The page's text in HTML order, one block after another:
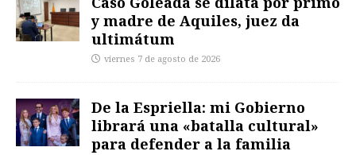
y madre de Aquiles, juez da
ultimátum
viernes 7 de agosto de 2026
De la Espriella: mi Gobierno
librará una «batalla cultural»
para defender a la familia